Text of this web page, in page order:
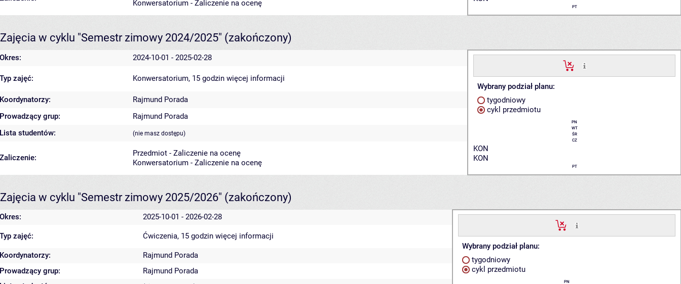
PT
Konwersatorium - Zaliczenie na ocenę
Zajęcia w cyklu "Semestr zimowy 2024/2025" (zakończony)
Okres: 2024-10-01 - 2025-02-28
Wybrany podział planu:
tygodniowy
cykl przedmiotu
PN
WT
ŚR
CZ
KON
KON
PT
Typ zajęć: Konwersatorium, 15 godzin więcej informacji
Koordynatorzy:
Rajmund Porada
Prowadzący grup:
Rajmund Porada
Lista studentów:
(nie masz dostępu)
Zaliczenie:
Przedmiot - Zaliczenie na ocenę
Konwersatorium - Zaliczenie na ocenę
Zajęcia w cyklu "Semestr zimowy 2025/2026" (zakończony)
Okres: 2025-10-01 - 2026-02-28
Wybrany podział planu:
tygodniowy
cykl przedmiotu
PN
Typ zajęć: Ćwiczenia, 15 godzin więcej informacji
Koordynatorzy:
Rajmund Porada
Prowadzący grup:
Rajmund Porada